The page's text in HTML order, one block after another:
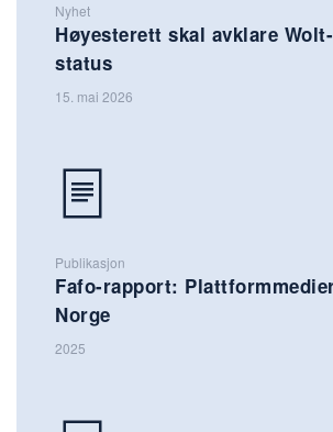
Nyhet
Høyesterett skal avklare
status
15. mai 2026
Publikasjon
Fafo-rapport:
Norge
2025